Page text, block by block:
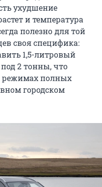
ухудшение
и температура
полезно для той
своя специфика:
1,5-литровый
2 тонны, что
режимах полных
городском